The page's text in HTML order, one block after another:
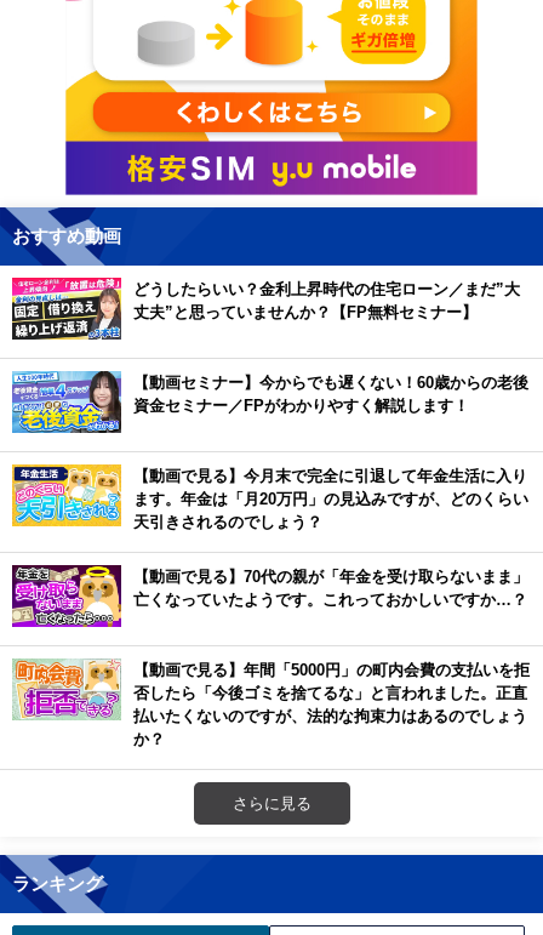
おすすめ動画
どうしたらいい？金利上昇時代の住宅ローン／まだ”大
丈夫”と思っていませんか？【FP無料セミナー】
【動画セミナー】今からでも遅くない！60歳からの老後
資金セミナー／FPがわかりやすく解説します！
【動画で見る】今月末で完全に引退して年金生活に入り
ます。年金は「月20万円」の見込みですが、どのくらい
天引きされるのでしょう？
【動画で見る】70代の親が「年金を受け取らないまま」
亡くなっていたようです。これっておかしいですか…？
【動画で見る】年間「5000円」の町内会費の支払いを拒
否したら「今後ゴミを捨てるな」と言われました。正直
払いたくないのですが、法的な拘束力はあるのでしょう
か？
さらに見る
ランキング